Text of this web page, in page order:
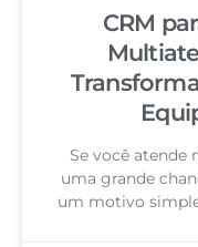
CRM
Se você atende
uma grande
um motivo